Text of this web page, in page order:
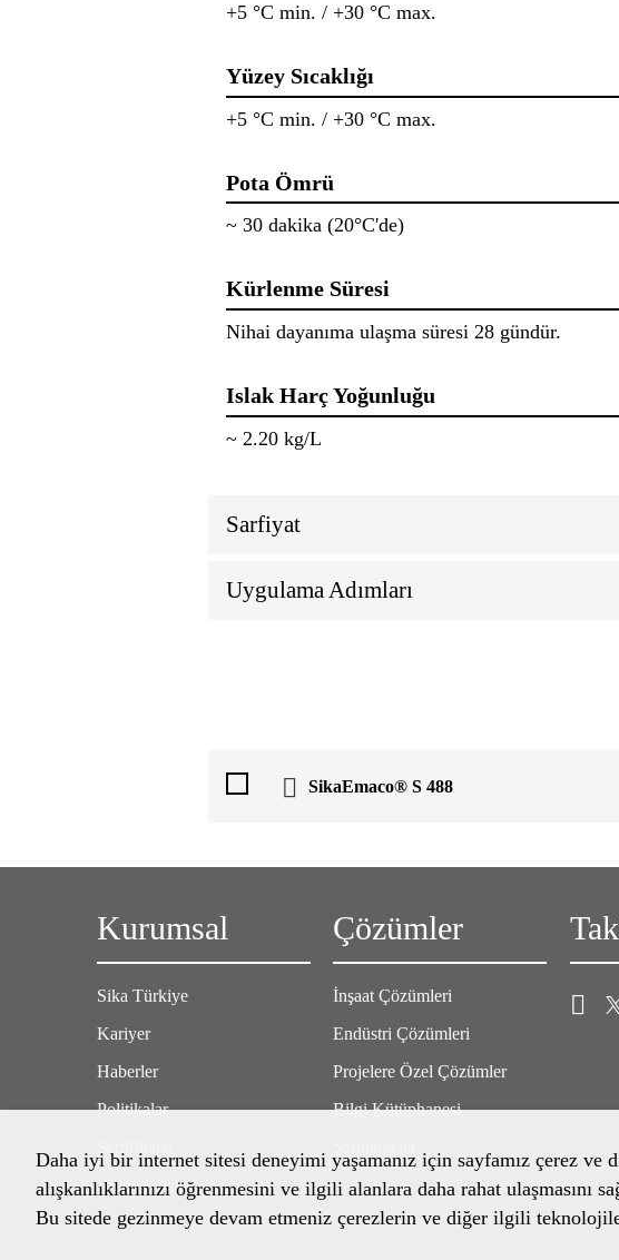
+5 °C min. / +30 °C max.
Yüzey Sıcaklığı
+5 °C min. / +30 °C max.
Pota Ömrü
~ 30 dakika (20°C'de)
Kürlenme Süresi
Nihai dayanıma ulaşma süresi 28 gündür.
Islak Harç Yoğunluğu
~ 2.20 kg/L
Sarfiyat
Uygulama Adımları
SikaEmaco® S 488
Kurumsal
Sika Türkiye
Kariyer
Haberler
Politikalar
Bölge Ofisleri
Çözümler
İnşaat Çözümleri
Endüstri Çözümleri
Projelere Özel Çözümler
Bilgi Kütüphanesi
Daha iyi bir internet sitesi deneyimi yaşamanız için sayfamız çerez
alışkanlıklarınızı öğrenmesini ve ilgili alanlara daha rahat ulaşmasını
Bu sitede gezinmeye devam etmeniz çerezlerin ve diğer ilgili